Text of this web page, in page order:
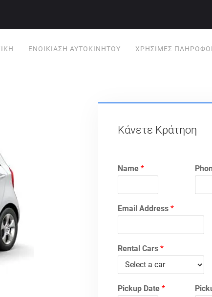
ΕΝΟΙΚΊΑΣΗ ΑΥΤΟΚΙΝΉΤΟΥ ΧΡΗΣΙΜΕΣ
Κάνετε Κράτηση
Name *
Email Address *
Rental Cars *
Pickup Date *